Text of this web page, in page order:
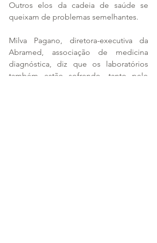
Outros elos da cadeia de saúde se
queixam de problemas semelhantes.
Milva Pagano, diretora-executiva da
Abramed, associação de medicina
diagnóstica, diz que os laboratórios
também estão sofrendo, tanto pelo